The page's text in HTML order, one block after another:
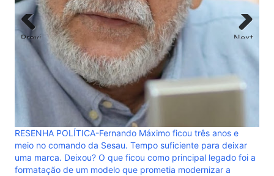
três anos e
para deixar
legado foi a
modernizar a
Previ
ous
Next